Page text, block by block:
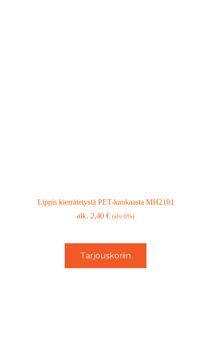
Lippis kierrätetystä PET-kankaasta MH2101
2,40€ (alv 0%)
Tarjouskoriin